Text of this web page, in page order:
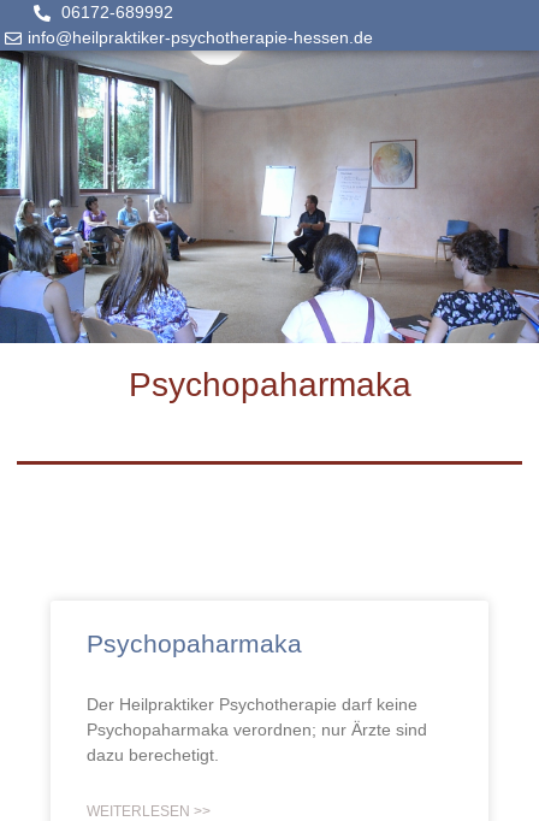
06172-689992
info@heilpraktiker-psychotherapie-hessen.de
Psychopaharmaka
Psychopaharmaka
Der Heilpraktiker Psychotherapie darf keine
Psychopaharmaka verordnen; nur Ärzte sind
dazu berechetigt.
WEITERLESEN >>